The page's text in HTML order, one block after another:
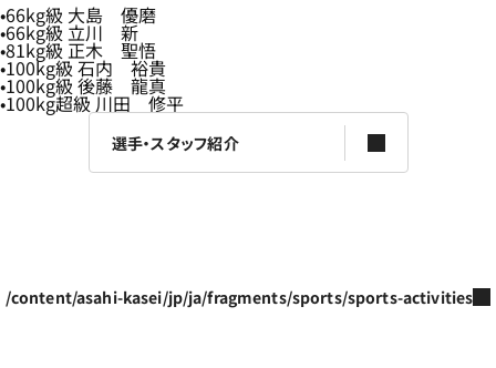
66kg級 大島 優磨
66kg級 立川 新
81kg級 正木 聖悟
100kg級 石内 裕貴
100kg級 後藤 龍真
100kg超級 川田 修平
選手・スタッフ紹介
/content/asahi-kasei/jp/ja/fragments/sports/sports-activities